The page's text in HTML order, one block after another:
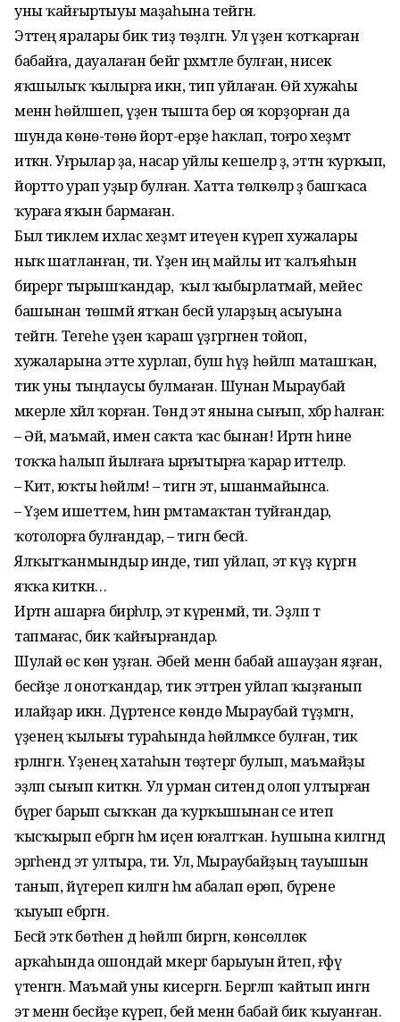
уны ҡайғыртыуы маҙа­һына тейгән.
Эттең яралары бик тиҙ төҙәлгән. Ул үҙен ҡотҡарған
бабайға, дауалаған әбейгә рәхмәтле бул­ған, нисек
яҡшылыҡ ҡылырға икән, тип уйлаған. Өй хужаһы
менән һөйләшеп, үҙенә тышта бер оя ҡорҙорған да
шунда көнө-төнө йорт-ерҙе һаҡлап, тоғро хеҙмәт
иткән. Уғрылар ҙа, насар уйлы кешеләр ҙә, эттән ҡурҡып,
йортто урап уҙыр булған. Хатта төлкөләр ҙә баш­ҡаса
ҡураға яҡын бармаған.
Был тиклем ихлас хеҙмәт итеүен күреп хужалары
ныҡ шатланған, ти. Үҙенә иң майлы ит ҡалъяһын
бирергә тырыш­ҡандар, ә ҡыл ҡыбырлатмай, мейес
башынан төшмәй ятҡан бесәй уларҙың асыуына
тейгән. Тегеһе үҙенә ҡараш үҙгәргәнен тойоп,
хужаларына этте хурлап, буш һүҙ һөйләп маташҡан,
тик уны тыңлаусы булмаған. Шунан Мыраубай
мәкерле хәйлә ҡор­ған. Төндә эт янына сығып, хәбәр һалған:
– Әй, маъмай, имен саҡта ҡас бынан! Иртән һине
тоҡҡа һалып йылғаға ырғытырға ҡарар иттеләр.
– Кит, юҡты һөйләмә! – тигән эт, ышанмайынса.
– Үҙем ишеттем, һин әрәмтамаҡтан туйғандар,
ҡотолорға булғандар, – тигән бесәй.
Ялҡытҡанмындыр инде, тип уйлап, эт күҙ күргән
яҡҡа киткән…
Иртән ашарға бирһәләр, эт күренмәй, ти. Эҙләп тә
тапмағас, бик ҡайғырғандар.
Шулай өс көн уҙған. Әбей менән бабай ашауҙан яҙған,
бесәйҙе лә онотҡандар, тик эттәрен уйлап ҡыҙғанып
илайҙар икән. Дүртенсе көндө Мыраубай түҙмәгән,
үҙенең ҡылығы тураһында һөйләмәксе булған, тик
ғәрләнгән. Үҙенең хатаһын төҙәтергә булып, маъмай­ҙы
эҙләп сығып киткән. Ул урман ситендә олоп ултырған
бүрегә барып сыҡҡан да ҡурҡышынан әсе итеп
ҡысҡырып ебәргән һәм иҫен юғалтҡан. Һушына килгәндә
эргәһендә эт ултыра, ти. Ул, Мыраубайҙың тауышын
танып, йүгереп килгән һәм абалап өрөп, бүрене
ҡыуып ебәргән.
Бесәй эткә бөтәһен дә һөйләп биргән, көнсөллөк
арҡаһында ошондай мәкергә барыуын әйтеп, ғәфү
үтенгән. Маъмай уны кисергән. Бергәләп ҡайтып ингән
эт менән бесәйҙе күреп, әбей менән бабай бик ҡыуанған.